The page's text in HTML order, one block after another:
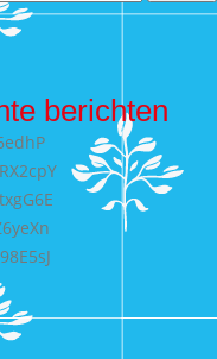
berichten